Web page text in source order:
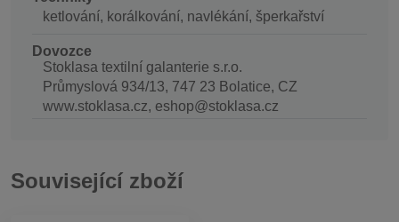
ketlování, korálkování, navlékání, šperkařství
Dovozce
Stoklasa textilní galanterie s.r.o.
Průmyslová 934/13, 747 23 Bolatice, CZ
www.stoklasa.cz, eshop@stoklasa.cz
Související zboží